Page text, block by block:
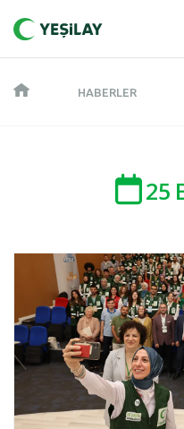
HABERLER
25